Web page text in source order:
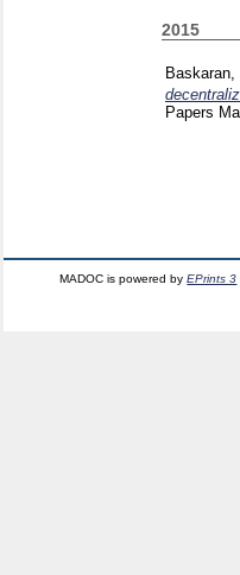
2015
Papers
MADOC is powered byEPrints 3